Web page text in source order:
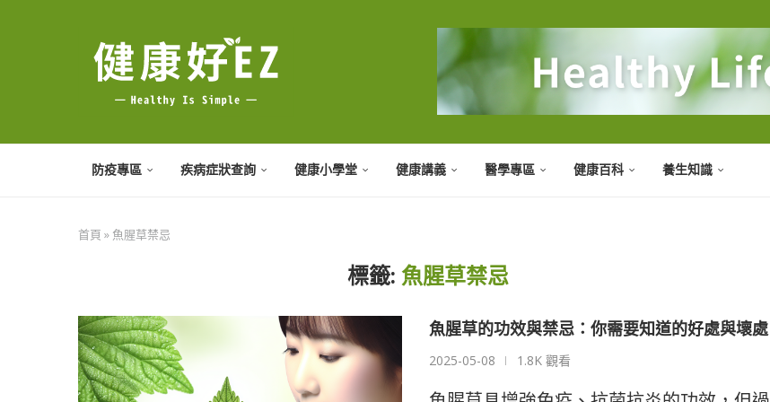
防疫專區 疾病症狀查詢 健康小學堂 健康講義 醫學專區 健康百科 養生知識
首頁 » 魚腥草禁忌
標籤: 魚腥草禁忌
魚腥草的功效與禁忌：你需要知道的好處與壞處
2025-05-08 1.8K 觀看